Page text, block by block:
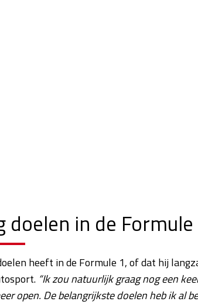
in de Formule
heeft in de Formule 1, of dat hij
“Ik zou natuurlijk graag nog een
open. De belangrijkste doelen heb ik al